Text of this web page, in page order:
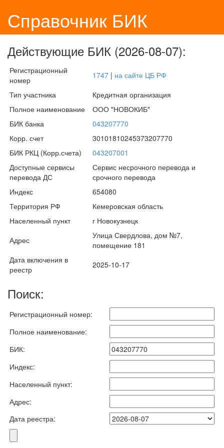
Справочник БИК
Действующие БИК (2026-08-07):
Регистрационный
номер
1747 | на сайте ЦБ РФ
Тип участника
Кредитная организация
Полное наименование
ООО "НОВОКИБ"
БИК банка
043207770
Корр. счет
30101810245373207770
БИК РКЦ (Корр.счета)
043207001
Доступные сервисы
перевода ДС
Сервис несрочного перевода и
срочного перевода
Индекс
654080
Территория РФ
Кемеровская область
Населенный пункт
г Новокузнецк
Адрес
Улица Свердлова, дом №7,
помещение 181
Дата включения в
реестр
2025-10-17
Поиск:
Регистрационный номер:
Полное наименование:
БИК:
Индекс:
Населенный пункт:
Адрес:
Дата реестра: